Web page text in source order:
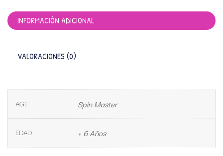
INFORMACIÓN ADICIONAL
VALORACIONES (0)
AGE Spin Master
EDAD + 6 Años